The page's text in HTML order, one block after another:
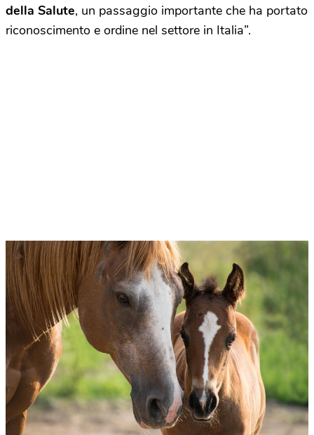
della Salute, un passaggio importante che ha portato
riconoscimento e ordine nel settore in Italia”.